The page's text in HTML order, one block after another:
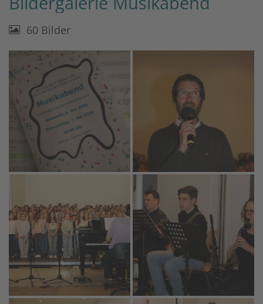
60 Bilder